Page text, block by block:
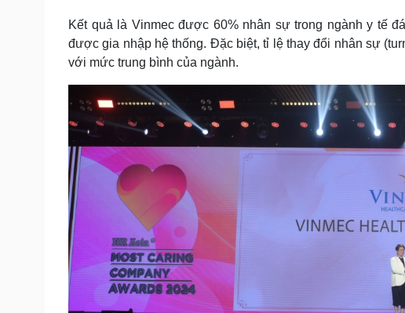
Kết quả là Vinmec được 60% nhân sự trong ngành y tế
được gia nhập hệ thống. Đặc biệt, tỉ lệ thay đổi nhân sự
với mức trung bình của ngành.